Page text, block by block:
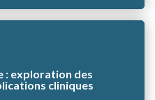
: exploration des
cliniques